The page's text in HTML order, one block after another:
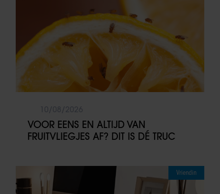
VOOR EENS EN ALTIJD VAN
FRUITVLIEGJES AF? DIT IS DÉ TRUC
Vriendin